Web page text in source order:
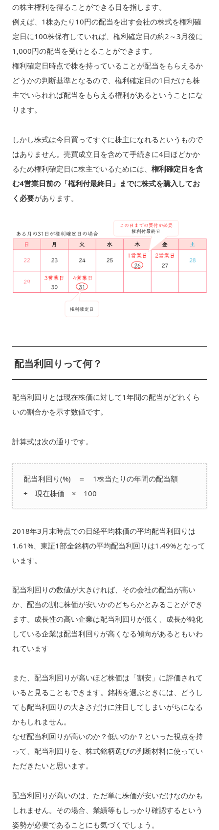
の株主権利を得ることができる日を指します。
例えば、1株あたり10円の配当を出す会社の株式を権利確
定日に100株保有していれば、権利確定日の約2～3月後に
1,000円の配当を受けとることができます。
権利確定日時点で株を持っていることが配当をもらえるか
どうかの判断基準となるので、権利確定日の1日だけも株
主でいられれば配当をもらえる権利があるということにな
ります。
しかし株式は今日買ってすぐに株主になれるというもので
はありません。売買成立日を含めて手続きに4日ほどかか
るため権利確定日に株主でいるためには、 権利確定日を含
む4営業日前の「権利付最終日」までに株式を購入してお
く必要があります。
配当利回りって何？
配当利回りとは現在株価に対して1年間の配当がどれくら
いの割合かを示す数値です。
計算式は次の通りです。
配当利回り(%) ＝ 1株当たりの年間の配当額
÷ 現在株価 × 100
2018年3月末時点での日経平均株価の平均配当利回りは
1.61%、東証1部全銘柄の平均配当利回りは1.49%となって
います。
配当利回りの数値が大きければ、その会社の配当が高い
か、配当の割に株価が安いかのどちらかとみることができ
ます。成長性の高い企業は配当利回りが低く、成長が鈍化
している企業は配当利回りが高くなる傾向があるともいわ
れています
また、配当利回りが高いほど株価は「割安」に評価されて
いると見ることもできます。銘柄を選ぶときには、どうし
ても配当利回りの大きさだけに注目してしまいがちになる
かもしれません。
なぜ配当利回りが高いのか？低いのか？といった視点を持
って、配当利回りを、株式銘柄選びの判断材料に使ってい
ただきたいと思います。
配当利回りが高いのは、ただ単に株価が安いだけなのかも
しれません。その場合、業績等もしっかり確認するという
姿勢が必要であることにも気づくでしょう。